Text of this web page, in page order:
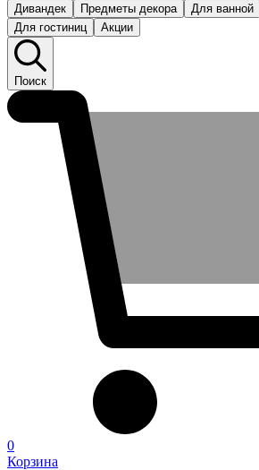
Дивандек
Предметы декора Для ванной
Для гостиниц
Акции
Поиск
0
Корзина